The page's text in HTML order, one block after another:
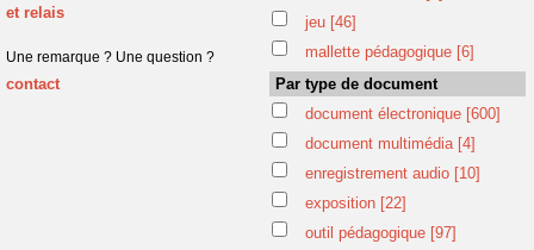
et relais
Une remarque ? Une question ?
contact
jeu [46]
mallette pédagogique [6]
Par type de document
document électronique [600]
document multimédia [4]
enregistrement audio [10]
exposition [22]
outil pédagogique [97]